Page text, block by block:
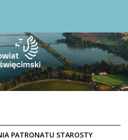
PATRONATU STAROSTY